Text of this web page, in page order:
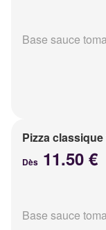
Base sauce
Pizza
Dès 11.50 €
Base sauce